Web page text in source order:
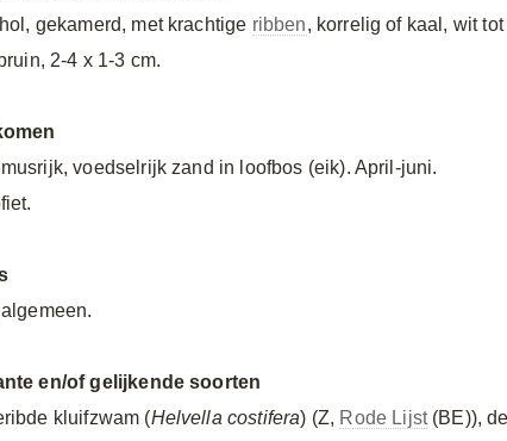
gekamerd, met krachtige ribben, korrelig of kaal, wit tot
2-4 x 1-3 cm.
voedselrijk zand in loofbos (eik). April-juni.
en/of gelijkende soorten
kluifzwam (Helvella costifera) (Z, Rode Lijst(BE)),